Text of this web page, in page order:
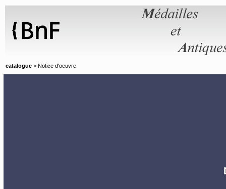
catalogue > Notice d'oeuvre